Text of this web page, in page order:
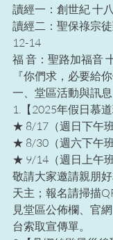
讀經一：創世紀 十
讀經二：聖保祿宗
12-14
福 音：聖路加福音
『你們求，必要給你
一、堂區活動與訊息
1.【2025年假日慕
★ 8/17（週日下午
★ 8/30（週六下午
★ 9/14（週日上午
敬請大家邀請親朋
天主；報名請掃描
見堂區公佈欄、官
台索取宣傳單。